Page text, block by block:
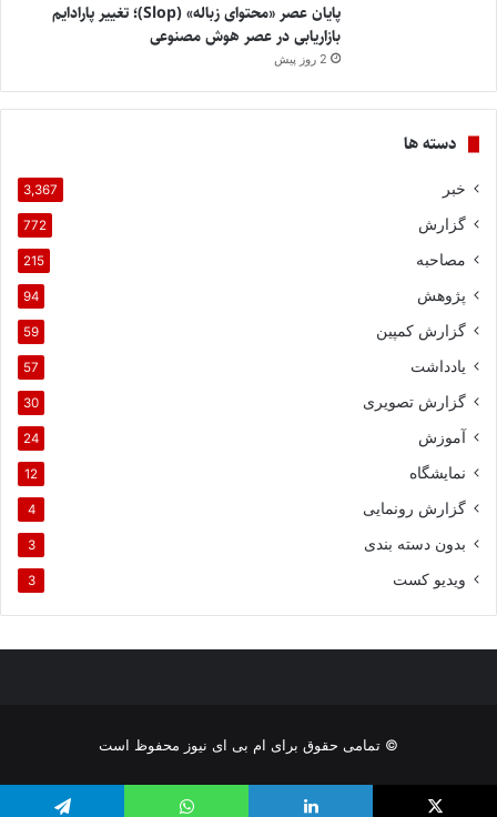
پایان عصر «محتوای زباله» (Slop)؛ تغییر پارادایم
بازاریابی در عصر هوش مصنوعی
2 روز پیش
دسته ها
خبر 3,367
گزارش 772
مصاحبه 215
پژوهش 94
گزارش کمپین 59
یادداشت 57
گزارش تصویری 30
آموزش 24
نمایشگاه 12
گزارش رونمایی 4
بدون دسته بندی 3
ویدیو کست 3
© تمامی حقوق برای ام بی ای نیوز محفوظ است